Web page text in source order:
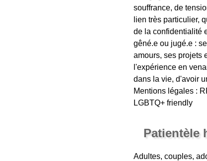
souffrance, de
lien très particulier,
de la confidentialité
gêné.e ou jugé.e :
amours, ses projets
l'expérience en
dans la vie, d'avoir
Mentions légales :
LGBTQ+ friendly
Patientèle
Adultes, couples,